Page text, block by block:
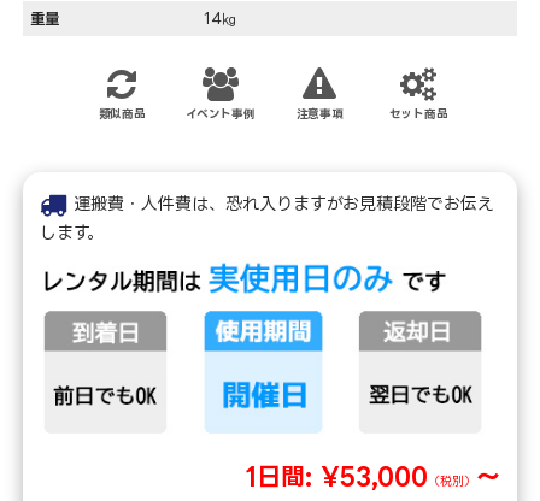
重量 14㎏
類似商品 イベント事例 注意事項 セット商品
運搬費・人件費は、恐れ入りますがお見積段階でお伝え
します。
1日間: ¥53,000 （税別） ～